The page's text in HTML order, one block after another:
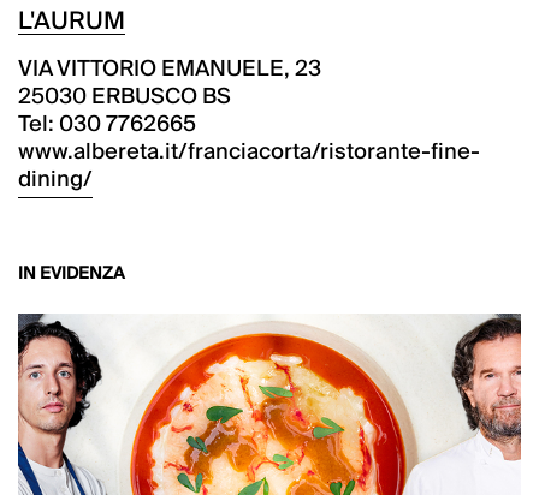
L'AURUM
VIA VITTORIO EMANUELE, 23
25030 ERBUSCO BS
Tel: 030 7762665
www.albereta.it/franciacorta/ristorante-fine-
dining/
IN EVIDENZA